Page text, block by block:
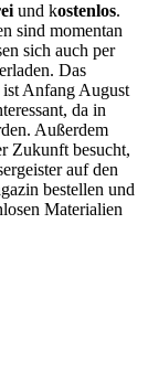
und kostenlos.
sind momentan
sich auch per
Das
Anfang August
da in
Außerdem
Zukunft besucht,
auf den
bestellen und
Materialien